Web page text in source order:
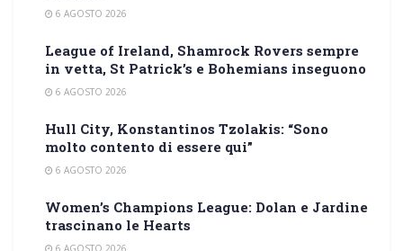
6 AGOSTO 2026
League of Ireland, Shamrock Rovers sempre
in vetta, St Patrick’s e Bohemians inseguono
6 AGOSTO 2026
Hull City, Konstantinos Tzolakis: “Sono
molto contento di essere qui”
6 AGOSTO 2026
Women’s Champions League: Dolan e Jardine
trascinano le Hearts
6 AGOSTO 2026